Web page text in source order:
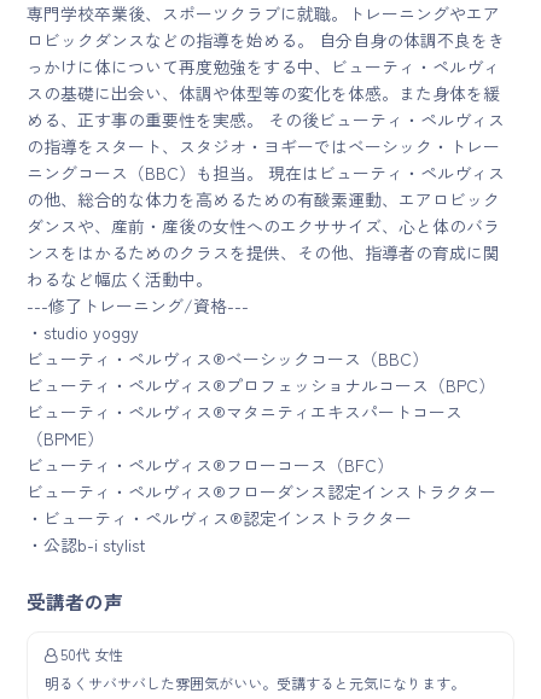
専門学校卒業後、スポーツクラブに就職。トレーニングやエア
ロビックダンスなどの指導を始める。 自分自身の体調不良をき
っかけに体について再度勉強をする中、ビューティ・ペルヴィ
スの基礎に出会い、体調や体型等の変化を体感。また身体を緩
める、正す事の重要性を実感。 その後ビューティ・ペルヴィス
の指導をスタート、スタジオ・ヨギーではベーシック・トレー
ニングコース（BBC）も担当。 現在はビューティ・ペルヴィス
の他、総合的な体力を高めるための有酸素運動、エアロビック
ダンスや、産前・産後の女性へのエクササイズ、心と体のバラ
ンスをはかるためのクラスを提供、その他、指導者の育成に関
わるなど幅広く活動中。
---修了トレーニング/資格---
・studio yoggy
ビューティ・ペルヴィス®ベーシックコース（BBC）
ビューティ・ペルヴィス®プロフェッショナルコース（BPC）
ビューティ・ペルヴィス®マタニティエキスパートコース
（BPME）
ビューティ・ペルヴィス®フローコース（BFC）
ビューティ・ペルヴィス®フローダンス認定インストラクター
・ビューティ・ペルヴィス®認定インストラクター
・公認b-i stylist
受講者の声
50代 女性
明るくサバサバした雰囲気がいい。受講すると元気になります。